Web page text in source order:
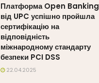
Платформа Open Banking
від UPC успішно пройшла
сертифікацію на
відповідність
міжнародному стандарту
безпеки PCI DSS
22.04.2025